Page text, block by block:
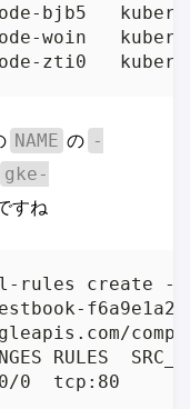
bjb5
woin
zti0
NAME の -
gke-
すね
rules create
RULES
0  tcp:80